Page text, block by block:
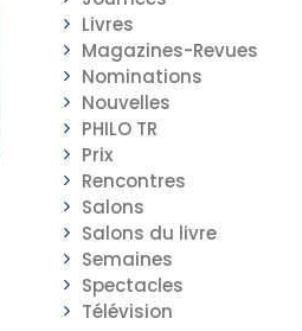
Livres
Magazines-Revues
Nominations
Nouvelles
PHILO TR
Prix
Rencontres
Salons
Salons du livre
Semaines
Spectacles
Télévision